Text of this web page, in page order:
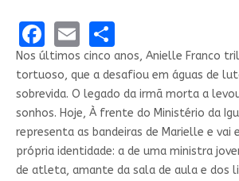
Facebook
EmailShare
Nos últimos cinco anos, Anielle Franco
tortuoso, que a desafiou em águas de
sobrevida. O legado da irmã morta a
sonhos. Hoje, À frente do Ministério da
representa as bandeiras de Marielle e vai
própria identidade: a de uma ministra
de atleta, amante da sala de aula e dos